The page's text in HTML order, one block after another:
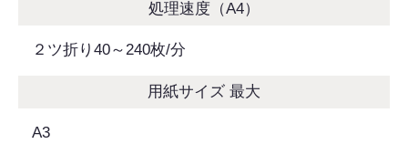
処理速度（A4）
２ツ折り40～240枚/分
用紙サイズ 最大
A3